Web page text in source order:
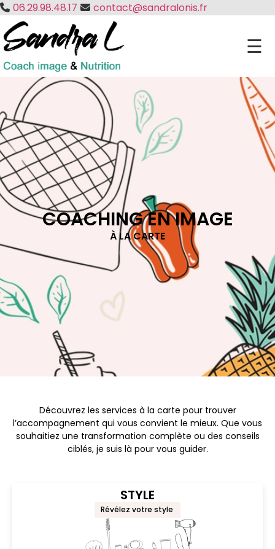
06.29.98.48.17 contact@sandralonis.fr
☰
COACHING EN IMAGE
À LA CARTE
Découvrez les services à la carte pour trouver
l’accompagnement qui vous convient le mieux. Que vous
souhaitiez une transformation complète ou des conseils
ciblés, je suis là pour vous guider.
STYLE
Révélez votre style